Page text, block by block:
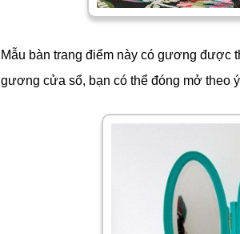
Mẫu bàn trang điểm này có gương được
gương cửa sổ, bạn có thể đóng mở theo